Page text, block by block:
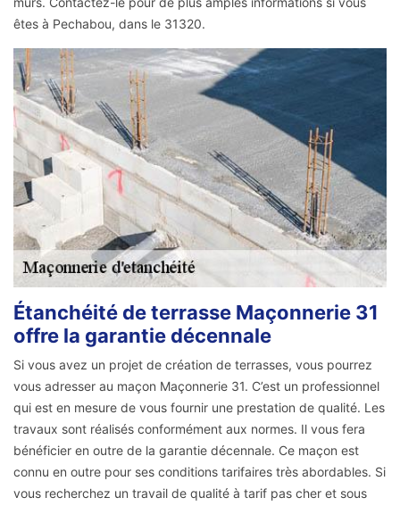
êtes à Pechabou, dans le 31320.
Étanchéité de terrasse Maçonnerie 31
offre la garantie décennale
Si vous avez un projet de création de terrasses, vous pourrez
vous adresser au maçon Maçonnerie 31. C’est un professionnel
qui est en mesure de vous fournir une prestation de qualité. Les
travaux sont réalisés conformément aux normes. Il vous fera
bénéficier en outre de la garantie décennale. Ce maçon est
connu en outre pour ses conditions tarifaires très abordables. Si
vous recherchez un travail de qualité à tarif pas cher et sous